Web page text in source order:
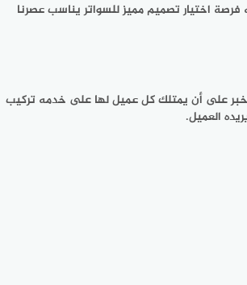
اختيار تصميم مميز للسواتر يناسب عصرنا
على أن يمتلك كل عميل لها على خدمه تركيب
العميل.